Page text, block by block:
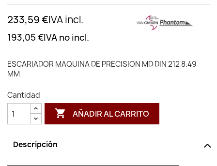
233,59 €IVA incl.
193,05 €IVA no incl.
ESCARIADOR MAQUINA DE PRECISION MD DIN 212 8.49
MM
Cantidad
 AÑADIR AL CARRITO
Descripción